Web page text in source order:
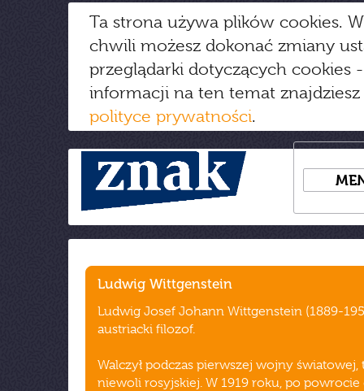
Ta strona używa plików cookies.
chwili możesz dokonać zmiany
przeglądarki dotyczących cookies
informacji na ten temat
polityce prywatności.
Ludwig Wittgenstein
Ludwig Josef Johann Wittgenstein (1889-
austriacki filozof.
Walczył podczas pierwszej wojny światowej,
niewoli rosyjskiej. W 1919 roku, po powrocie